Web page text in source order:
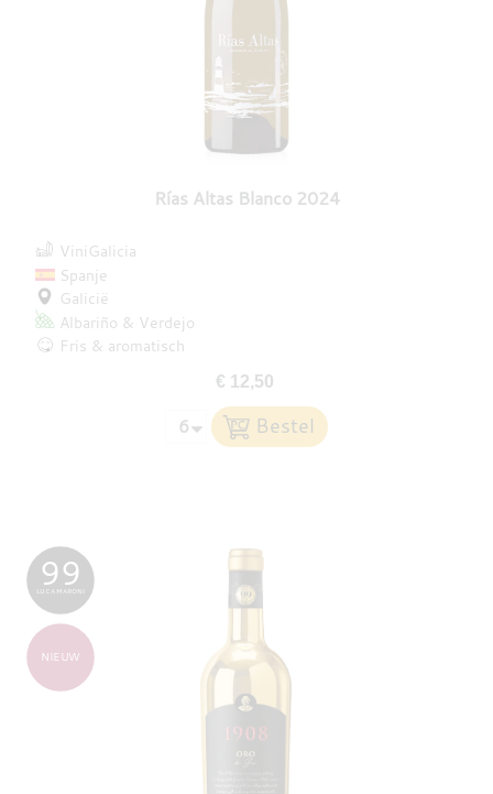
Rías Altas Blanco 2024
ViniGalicia
Spanje
Galicië
Albariño
Verdejo
Fris & aromatisch
€ 12,50
99
LUCA MARONI
NIEUW